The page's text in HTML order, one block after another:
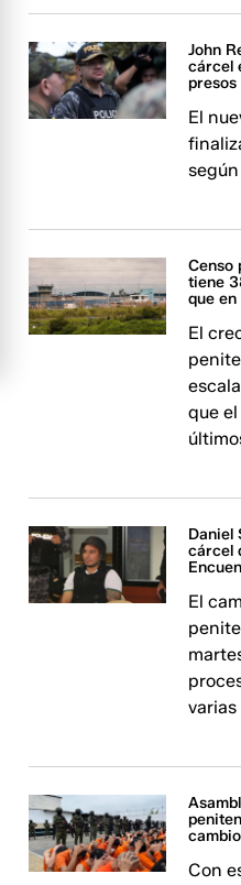
John
cárcel
El
Censo
tiene
que
El
que
Daniel
cárcel
El
Con